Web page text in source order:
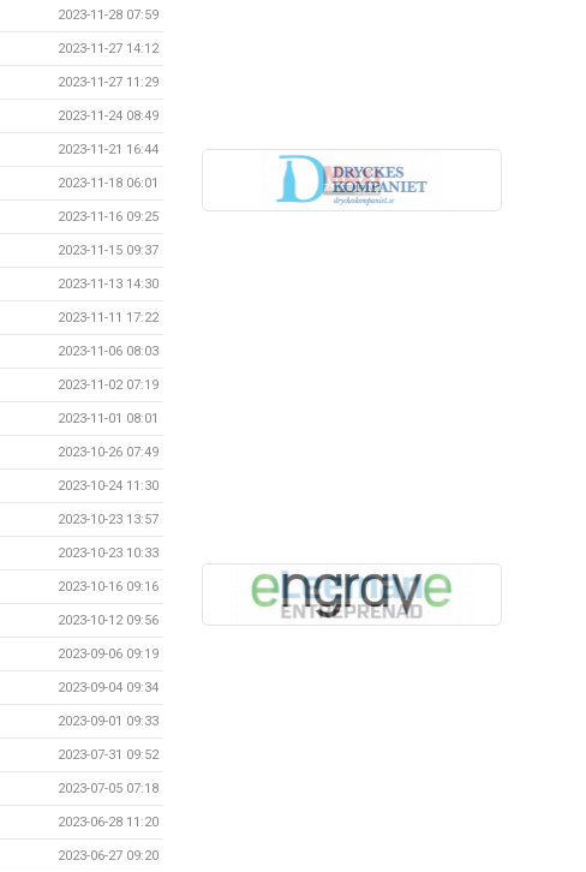
2023-11-28 07:59
2023-11-27 14:12
2023-11-27 11:29
2023-11-24 08:49
2023-11-21 16:44
2023-11-18 06:01
2023-11-16 09:25
2023-11-15 09:37
2023-11-13 14:30
2023-11-11 17:22
2023-11-06 08:03
2023-11-02 07:19
2023-11-01 08:01
2023-10-26 07:49
2023-10-24 11:30
2023-10-23 13:57
2023-10-23 10:33
2023-10-16 09:16
2023-10-12 09:56
2023-09-06 09:19
2023-09-04 09:34
2023-09-01 09:33
2023-07-31 09:52
2023-07-05 07:18
2023-06-28 11:20
2023-06-27 09:20